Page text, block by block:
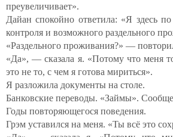
преувеличивает».
Дайан спокойно ответила: «Я здесь
контроля и возможного раздельного
«Раздельного проживания?» —
«Да», — сказала я. «Потому что меня
это не то, с чем я готова мириться».
Я разложила документы на столе.
Банковские переводы. «Займы».
Годы повторяющегося поведения.
Грэм уставился на меня. «Ты всё это